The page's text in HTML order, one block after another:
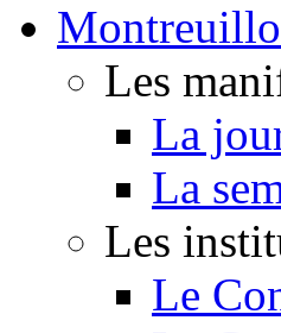
Les
La
La
Les
Le